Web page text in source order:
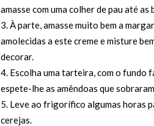
amasse com uma colher de pau até
3. À parte, amasse muito bem a
amolecidas a este creme e misture
decorar.
4. Escolha uma tarteira, com o fundo
espete-lhe as amêndoas que
5. Leve ao frigorífico algumas horas
cerejas.